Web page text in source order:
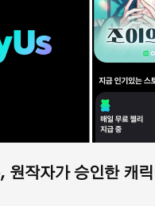
원작자가 승인한 캐